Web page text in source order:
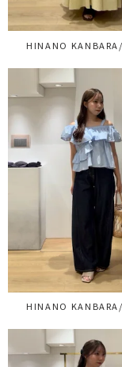
HINANO
HINANO